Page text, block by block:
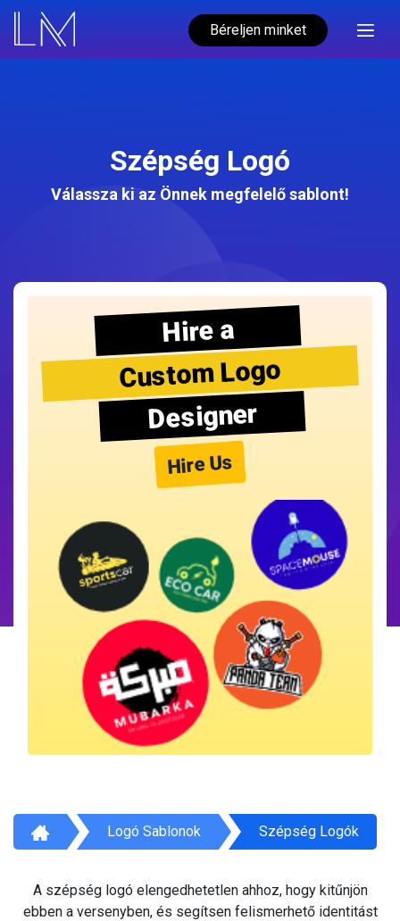
Béreljen minket
Szépség Logó
Válassza ki az Önnek megfelelő sablont!
Hire a
Custom Logo
Designer
Hire Us
Logó Sablonok Szépség Logók
A szépség logó elengedhetetlen ahhoz, hogy kitűnjön
ebben a versenyben, és segítsen felismerhető identitást